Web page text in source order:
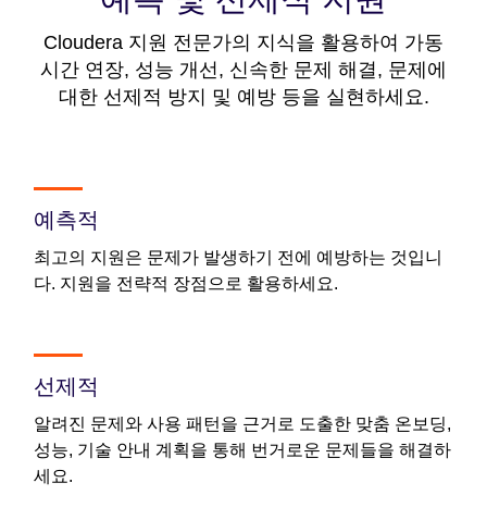
Cloudera 지원 전문가의 지식을 활용하여 가동
시간 연장, 성능 개선, 신속한 문제 해결, 문제에
대한 선제적 방지 및 예방 등을 실현하세요.
예측적
최고의 지원은 문제가 발생하기 전에 예방하는 것입니
다. 지원을 전략적 장점으로 활용하세요.
선제적
알려진 문제와 사용 패턴을 근거로 도출한 맞춤 온보딩,
성능, 기술 안내 계획을 통해 번거로운 문제들을 해결하
세요.